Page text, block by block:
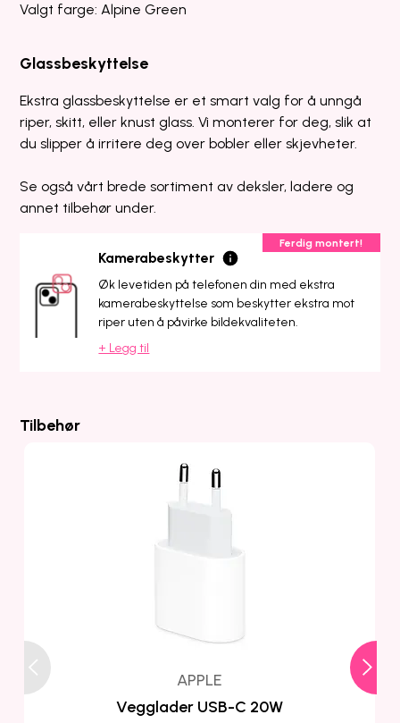
Valgt farge: Alpine Green
Glassbeskyttelse
Ekstra glassbeskyttelse er et smart valg for å unngå
riper, skitt, eller knust glass. Vi monterer for deg, slik at
du slipper å irritere deg over bobler eller skjevheter.
Se også vårt brede sortiment av deksler, ladere og
annet tilbehør under.
Kamerabeskytter
Øk levetiden på telefonen din med ekstra
kamerabeskyttelse som beskytter ekstra mot
riper uten å påvirke bildekvaliteten.
Ferdig montert!
+ Legg til
Tilbehør
APPLE
Vegglader USB-C 20W